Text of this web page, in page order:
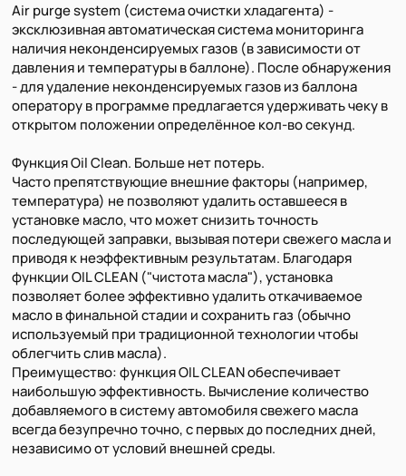
Air purge system (система очистки хладагента) -
эксклюзивная автоматическая система мониторинга
наличия неконденсируемых газов (в зависимости от
давления и температуры в баллоне). После обнаружения
- для удаление неконденсируемых газов из баллона
оператору в программе предлагается удерживать чеку в
открытом положении определённое кол-во секунд.
Функция Oil Clean. Больше нет потерь.
Часто препятствующие внешние факторы (например,
температура) не позволяют удалить оставшееся в
установке масло, что может снизить точность
последующей заправки, вызывая потери свежего масла и
приводя к неэффективным результатам. Благодаря
функции OIL CLEAN ("чистота масла"), установка
позволяет более эффективно удалить откачиваемое
масло в финальной стадии и сохранить газ (обычно
используемый при традиционной технологии чтобы
облегчить слив масла).
Преимущество: функция OIL CLEAN обеспечивает
наибольшую эффективность. Вычисление количество
добавляемого в систему автомобиля свежего масла
всегда безупречно точно, с первых до последних дней,
независимо от условий внешней среды.